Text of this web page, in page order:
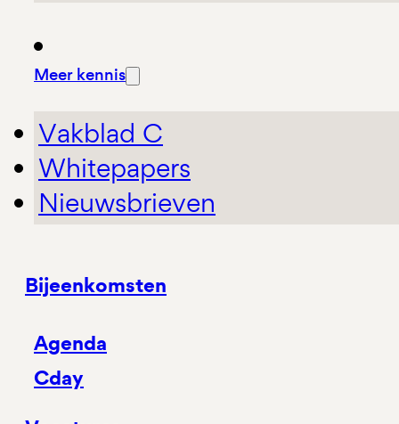
Meer kennis
Vakblad C
Whitepapers
Nieuwsbrieven
Bijeenkomsten
Agenda
Cday